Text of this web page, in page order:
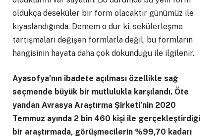
oldukça deseküler bir form olacaktır günümüz ile
kıyaslandığında. Demem o dur ki, sekülerleşme
tartışmaları değişen formlarla değil, bu formların
hangisinin hayata daha çok dokunduğu ile ilgilenir.
Ayasofya’nın ibadete açılması özellikle sağ
seçmende büyük bir mutlulukla karşılandı. Öte
yandan Avrasya Araştırma Şirketi’nin 2020
Temmuz ayında 2 bin 460 kişi ile gerçekleştirdiği
bir araştırmada, görüşmecilerin %99,70 kadarı